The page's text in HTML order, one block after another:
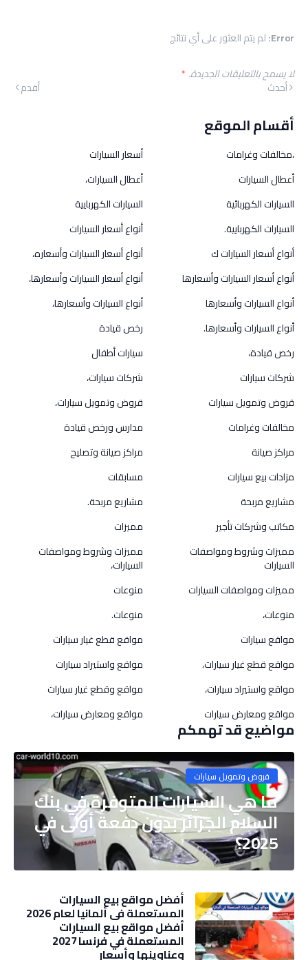
Error: لم يتم العثور على أي نتائج
لا يسمح بالتعليقات الجديدة.*
أحدث أقدم
أقسام الموقع
،مخالفات وغرامات
أسعار السيارات
أعطال السيارات
أعطال السيارات،
السيارات الكهربائية
السيارات الكهربايية
السيارات الكهربايية.
أنواع أسعار السيارات
أنواع أسعار السيارات ك
أنواع أسعار السيارات وأسعاره،
أنواع أسعار السيارات وأسعارها
أنواع أسعار السيارات وأسعارها،
أنواع السيارات وأسعارها
أنواع السيارات وأسعارها،
أنواع السيارات وأسعارها.
رخص قيادة
رخص قيادة،
سيارات أطفال
شركات سيارات
شركات سيارات،
قروض وتمويل سيارات
قروض وتمويل سيارات،
مخالفات وغرامات
مدارس ورخص قيادة
مراكز صيانة
مراكز صيانة وتصليح
مزادات بيع سيارات
مسابقات
مشاريع مربحة
مشاريع مربحة.
مكاتب وشركات تأجير
مميزات
مميزات وشروط ومواصفات
السيارات
مميزات وشروط ومواصفات
السيارات،
مميزات ومواصفات السيارات
منوعات
منوعات،
منوعات.
مواقع سيارات
مواقع قطع غيار سيارات
مواقع قطع غيار سيارات،
مواقع واستيراد سيارات
مواقع واستيراد سيارات،
مواقع وقطع غيار سيارات
مواقع ومعارض سيارات
مواقع ومعارض سيارات،
مواضيع قد تهمكم
قروض وتمويل سيارات
ما هي السيارات المتوفرة في بنك
السلام الجزائر بدون دفعة أولى في
2025؟
أفضل مواقع بيع السيارات
المستعملة في ألمانيا لعام 2026
أفضل مواقع بيع السيارات
المستعملة في فرنسا 2027
وعناوينها وأسعار